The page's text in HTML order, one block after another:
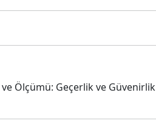
Ölçümü: Geçerlik ve Güvenirlik